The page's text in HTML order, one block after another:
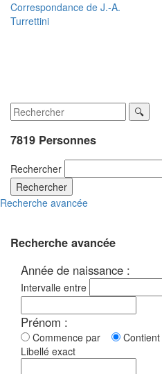
Correspondance de J.-A.
Turrettini
7819 Personnes
Rechercher
Rechercher
Recherche avancée
Recherche avancée
Année de naissance :
Intervalle entre
Prénom :
Commence par Contient
Libellé exact